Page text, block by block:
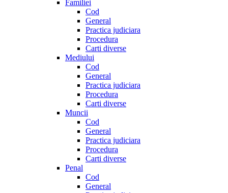
Familiei
Cod
General
Practica judiciara
Procedura
Carti diverse
Mediului
Cod
General
Practica judiciara
Procedura
Carti diverse
Muncii
Cod
General
Practica judiciara
Procedura
Carti diverse
Penal
Cod
General